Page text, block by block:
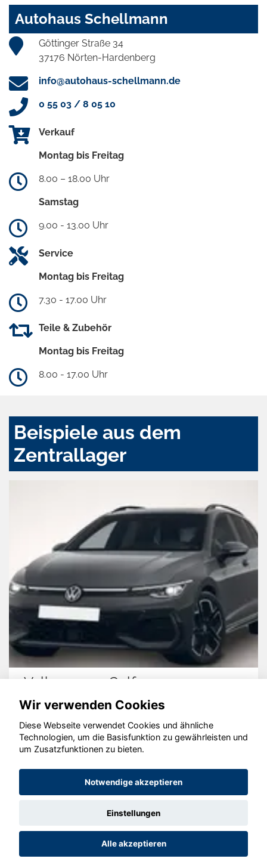
Autohaus Schellmann
Göttinger Straße 34
37176 Nörten-Hardenberg
info@autohaus-schellmann.de
0 55 03 / 8 05 10
Verkauf
Montag bis Freitag
8.00 – 18.00 Uhr
Samstag
9.00 - 13.00 Uhr
Service
Montag bis Freitag
7.30 - 17.00 Uhr
Teile & Zubehör
Montag bis Freitag
8.00 - 17.00 Uhr
Beispiele aus dem
Zentrallager
Volkswagen Golf
© konjunkturmotor.de GmbH 2020 - 2026
Wir verwenden Cookies
Diese Webseite verwendet Cookies und ähnliche
Technologien, um die Basisfunktion zu gewährleisten und
um Zusatzfunktionen zu bieten.
Notwendige akzeptieren
Einstellungen
Alle akzeptieren